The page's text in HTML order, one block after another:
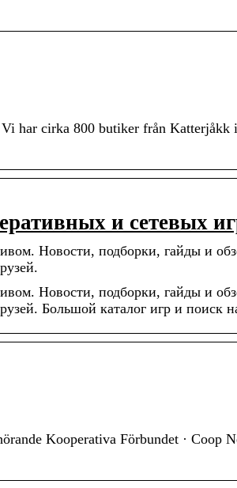
har cirka 800 butiker från
и сетевых
Новости, подборки, гайды и
Новости, подборки, гайды и
Большой каталог игр и поиск
Kooperativa Förbundet · Coop